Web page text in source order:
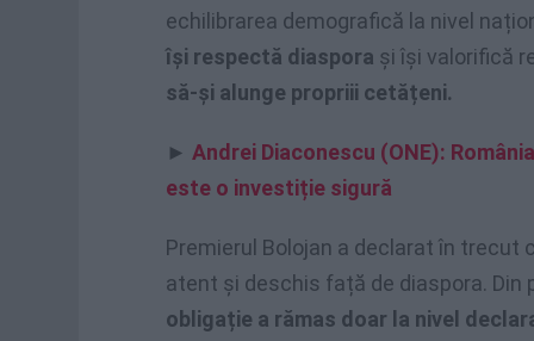
echilibrarea demografică la nivel
își respectă diaspora și își valorifică
să-și alunge propriii cetățeni.
► Andrei Diaconescu (ONE):
este o investiție sigură
Premierul Bolojan a declarat în trecut
atent și deschis față de diaspora. Din
obligație a rămas doar la nivel